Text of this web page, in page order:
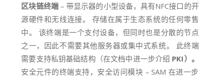
区块链终端– 带显示器的小型设备，具有NFC接口的开
源硬件和无线连接。 存储在属于生态系统的任何零售
中。 该终端是一个支付设备，但同时也是分散的节点
之一，因此不需要其他服务器或集中式系统。 此终端
需要支持私钥基础结构（在文档中进一步介绍 PKI）。
安全元件的终端支持，安全访问模块 – SAM 在进一步